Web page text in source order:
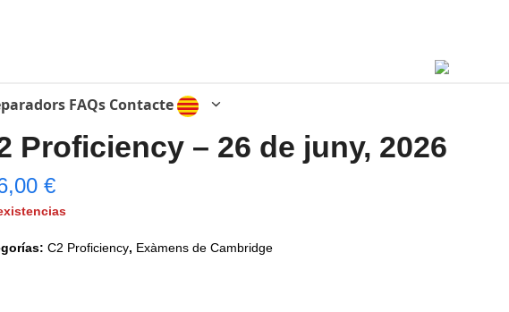
FAQs Contacte
Proficiency – 26 de juny, 2026
€
C2 Proficiency, Exàmens de Cambridge